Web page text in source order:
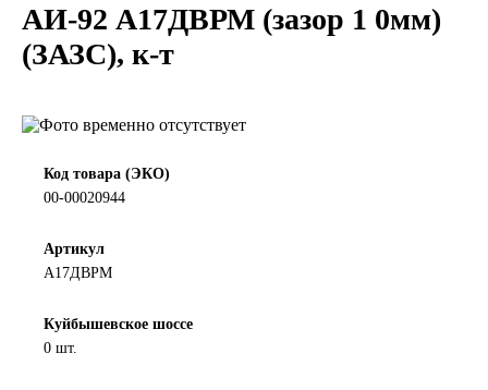
LIQUI MOLY
MANNOL
MOBIL
MOTUL
Petro Canada
АИ-92 А17ДВРМ (зазор 1 0мм)
(ЗАЗС), к-т
Код товара (ЭКО)
00-00020944
Артикул
А17ДВРМ
Куйбышевское шоссе
0 шт.